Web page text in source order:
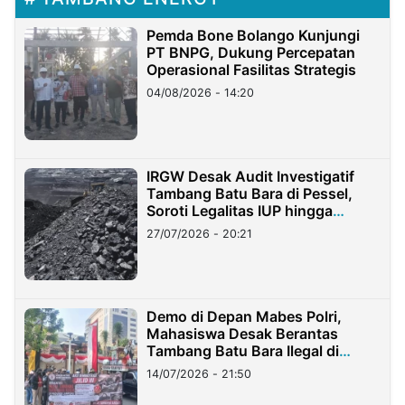
Pemda Bone Bolango Kunjungi
PT BNPG, Dukung Percepatan
Operasional Fasilitas Strategis
04/08/2026 - 14:20
IRGW Desak Audit Investigatif
Tambang Batu Bara di Pessel,
Soroti Legalitas IUP hingga
Stockpile
27/07/2026 - 20:21
Demo di Depan Mabes Polri,
Mahasiswa Desak Berantas
Tambang Batu Bara Ilegal di
Lampung
14/07/2026 - 21:50